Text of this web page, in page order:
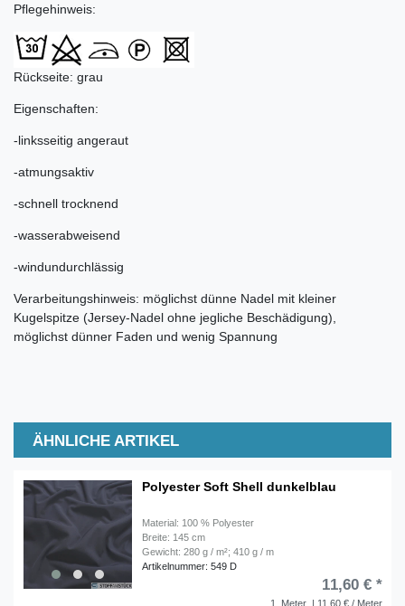
Pflegehinweis:
Rückseite: grau
Eigenschaften:
-linksseitig angeraut
-atmungsaktiv
-schnell trocknend
-wasserabweisend
-windundurchlässig
Verarbeitungshinweis: möglichst dünne Nadel mit kleiner
Kugelspitze (Jersey-Nadel ohne jegliche Beschädigung),
möglichst dünner Faden und wenig Spannung
ÄHNLICHE ARTIKEL
Polyester Soft Shell dunkelblau
Material: 100 % Polyester
Breite: 145 cm
Gewicht: 280 g / m²; 410 g / m
Artikelnummer: 549 D
1 Meter | 11,60 € / Meter
11,60 € *